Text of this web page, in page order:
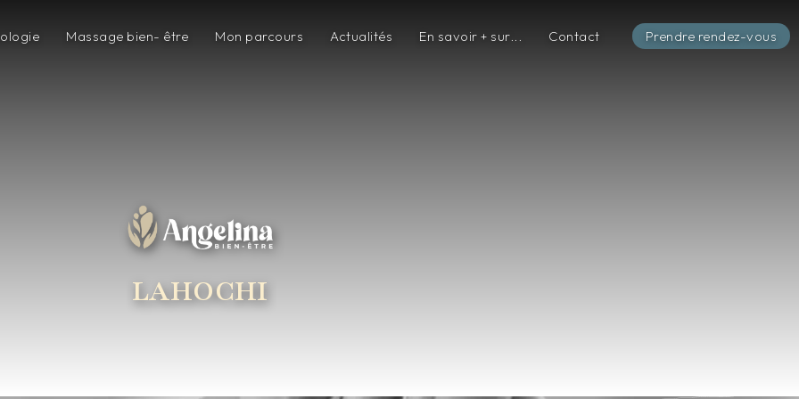
Massage bien- être Mon parcours Actualités En savoir + sur... Contact Prendre rendez-vous
LAHOCHI